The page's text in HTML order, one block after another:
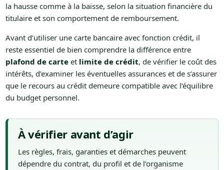
la hausse comme à la baisse, selon la situation financière du
titulaire et son comportement de remboursement.
Avant d’utiliser une carte bancaire avec fonction crédit, il
reste essentiel de bien comprendre la différence entre
plafond de carteet limite de crédit, de vérifier le coût des
intérêts, d’examiner les éventuelles assurances et de s’assurer
que le recours au crédit demeure compatible avec l’équilibre
du budget personnel.
À vérifier avant d’agir
Les règles, frais, garanties et démarches peuvent
dépendre du contrat, du profil et de l’organisme